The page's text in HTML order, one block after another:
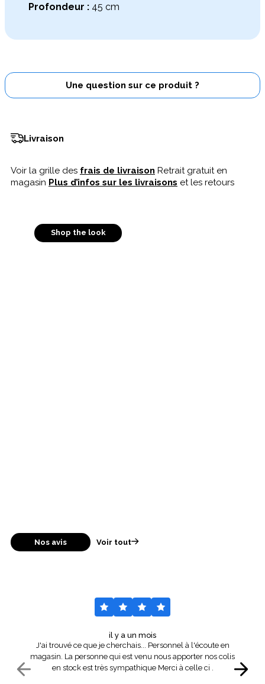
Profondeur : 45 cm
Une question sur ce produit ?
Livraison
Voir la grille des frais de livraison Retrait gratuit en
magasin Plus d’infos sur les livraisons et les retours
Shop the look
Nos avis Voir tout
il y a un mois
J'ai trouvé ce que je cherchais... Personnel à l'écoute en
magasin. La personne qui est venu nous apporter nos colis
en stock est très sympathique Merci à celle ci .